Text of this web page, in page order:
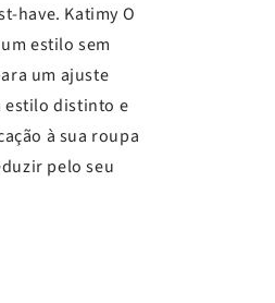
have. Katimy O
estilo sem
um ajuste
estilo distinto e
à sua roupa
pelo seu